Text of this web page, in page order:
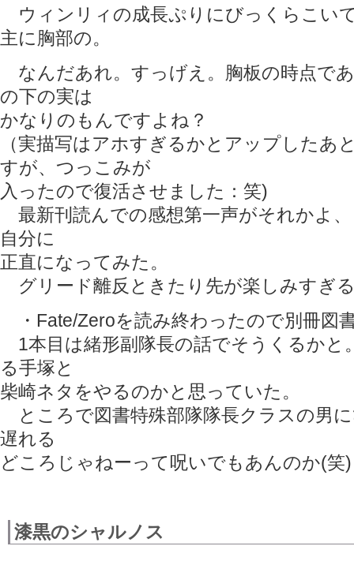
ウィンリィの成長ぷりにびっくらこい
主に胸部の。
なんだあれ。すっげえ。胸板の時点で
の下の実は
かなりのもんですよね？
（実描写はアホすぎるかとアップしたあ
すが、つっこみが
入ったので復活させました：笑)
最新刊読んでの感想第一声がそれかよ
自分に
正直になってみた。
グリード離反ときたり先が楽しみすぎ
・Fate/Zeroを読み終わったので別冊図
1本目は緒形副隊長の話でそうくるかと
る手塚と
柴崎ネタをやるのかと思っていた。
ところで図書特殊部隊隊長クラスの男
遅れる
どころじゃねーって呪いでもあんのか(
漆黒のシャルノス